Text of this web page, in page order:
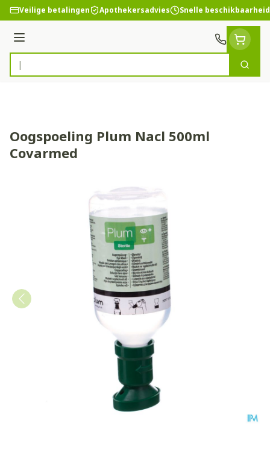
Ga naar de inhoud
Veilige betalingen Apothekersadvies Snelle beschikbaarheid
Menu
Product, merk, categorie...
Zoek
Oogspoeling Plum Nacl 500ml
Covarmed